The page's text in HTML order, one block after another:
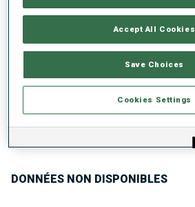
TIR COUCHÉ
Données non disponibles
Données non disponibles
TENDANCE DES PERFORMANCES
DONNÉES NON DISPONIBLES
Accept All Cookies
Save Choices
Cookies Settings